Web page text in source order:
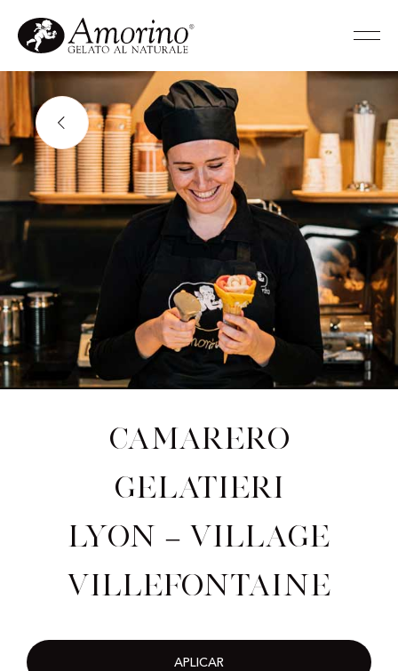
Camarero
gelatieri
Lyon – Village
Villefontaine
APLICAR